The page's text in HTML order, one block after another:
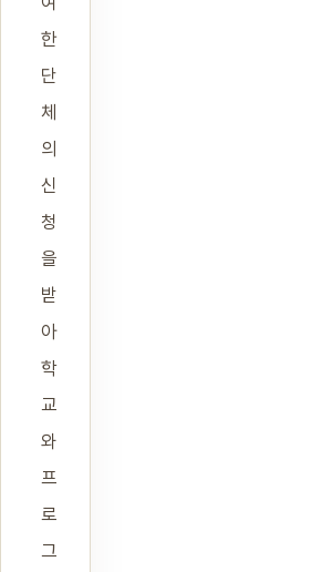
한
단
체
의
신
청
을
받
아
학
교
와
프
로
그